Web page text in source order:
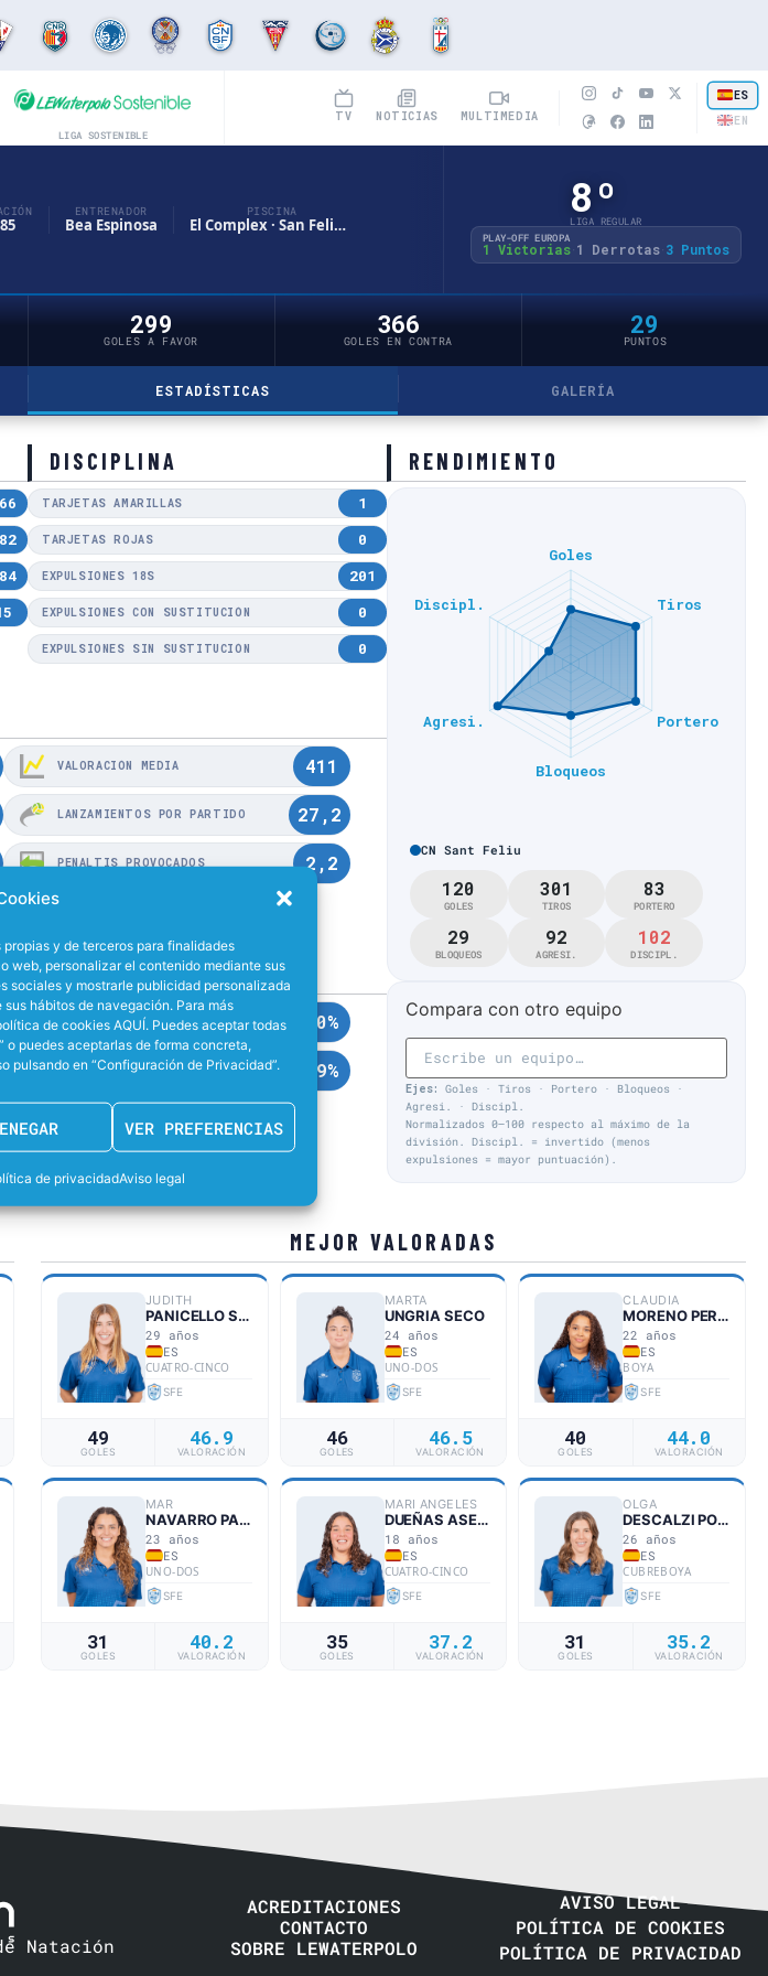
y de terceros para finalidades
web, personalizar el contenido mediante sus
sociales y mostrarle publicidad personalizada
hábitos de navegación. Para más
de cookies AQUÍ. Puedes aceptar todas
o puedes aceptarlas de forma concreta,
pulsando en “Configuración de Privacidad”.
VER PREFERENCIAS
de privacidadAviso legal
LIGA SOSTENIBLE
TV NOTICIAS MULTIMEDIA
ES
EN
ENTRENADOR
Bea Espinosa
PISCINA
El Complex · San Feliú de Llobregat
8º
LIGA REGULAR
PLAY-OFF EUROPA
1 Victorias· 1 Derrotas· 3 Puntos
299
GOLES A FAVOR
366
GOLES EN CONTRA
29
PUNTOS
ESTADÍSTICAS GALERÍA
DISCIPLINA
TARJETAS AMARILLAS 1
TARJETAS ROJAS 0
EXPULSIONES 18S 201
EXPULSIONES CON SUSTITUCIÓN 0
EXPULSIONES SIN SUSTITUCIÓN 0
VALORACIÓN MEDIA 411
LANZAMIENTOS POR PARTIDO 27,2
PENALTIS PROVOCADOS 2,2
EFECTIVIDAD LANZANDO PENALTIS 20%
EFECTIVIDAD PARANDO PENALTIS 19%
RENDIMIENTO
CN Sant Feliu
120
GOLES
301
TIROS
83
PORTERO
29
BLOQUEOS
92
AGRESI.
102
DISCIPL.
Compara con otro equipo
Ejes:
Goles · Tiros · Portero · Bloqueos ·
Agresi. · Discipl.
Normalizados 0–100 respecto al máximo de la
división. Discipl. = invertido (menos
expulsiones = mayor puntuación).
MEJOR VALORADAS
JUDITH
PANICELLO SANZ
29 años
ES
CUATRO-CINCO
SFE
49
GOLES
46.9
VALORACIÓN
MARTA
UNGRIA SECO
24 años
ES
UNO-DOS
SFE
46
GOLES
46.5
VALORACIÓN
CLAUDIA
MORENO PEREZ
22 años
ES
BOYA
SFE
40
GOLES
44.0
VALORACIÓN
MAR
NAVARRO PARERA
23 años
ES
UNO-DOS
SFE
31
GOLES
40.2
VALORACIÓN
MARI ANGELES
DUEÑAS ASENCIO
18 años
ES
CUATRO-CINCO
SFE
35
GOLES
37.2
VALORACIÓN
OLGA
DESCALZI PORTELL
26 años
ES
CUBREBOYA
SFE
31
GOLES
35.2
VALORACIÓN
Natación
ACREDITACIONES
CONTACTO
SOBRE LEWATERPOLO
AVISO LEGAL
POLÍTICA DE COOKIES
POLÍTICA DE PRIVACIDAD